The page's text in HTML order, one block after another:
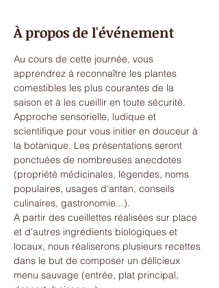
À propos de l'événement
Au cours de cette journée, vous
apprendrez à reconnaître les plantes
comestibles les plus courantes de la
saison et à les cueillir en toute sécurité.
Approche sensorielle, ludique et
scientifique pour vous initier en douceur à
la botanique. Les présentations seront
ponctuées de nombreuses anecdotes
(propriété médicinales, légendes, noms
populaires, usages d'antan, conseils
culinaires, gastronomie...).
A partir des cueillettes réalisées sur place
et d'autres ingrédients biologiques et
locaux, nous réaliserons plusieurs recettes
dans le but de composer un délicieux
menu sauvage (entrée, plat principal,